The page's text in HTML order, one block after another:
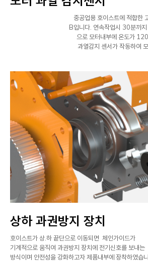
중공업용 호이스트에 적합한
B입니다. 연속작업시 30분까
으로 모터내부에 온도가
과열감지 센서가 작동하여
상하 과권방지 장치
호이스트가 상.하 끝단으로 이동되면 체인가이드가
기계적으로 움직여 과권방지 장치에 전기신호를 보내는
방식이며 안전성을 강화하고자 제품내부에 장착하였습